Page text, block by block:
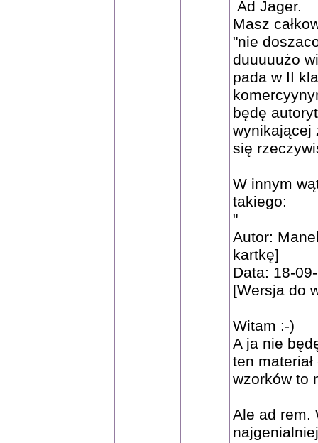
Ad Jager.
Masz
"nie
duuuuużo
pada w II
będę
wynikającej
się
W innym
takiego:
"
Autor:
kartkę]
Data: 18-
[Wersja do
Witam :-)
A ja nie
ten
wzorków to
Ale ad rem.